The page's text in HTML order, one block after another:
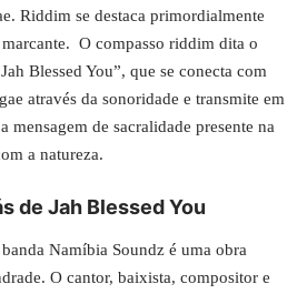
Riddim se destaca primordialmente
O compasso riddim dita o
Blessed You”, que se conecta com
através da sonoridade e transmite em
mensagem de sacralidade presente na
a natureza.
de Jah Blessed You
Namíbia Soundz é uma obra
O cantor, baixista, compositor e